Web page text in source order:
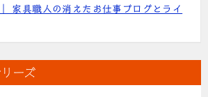
家具職人の消えたお仕事ブログとライ
ーズ